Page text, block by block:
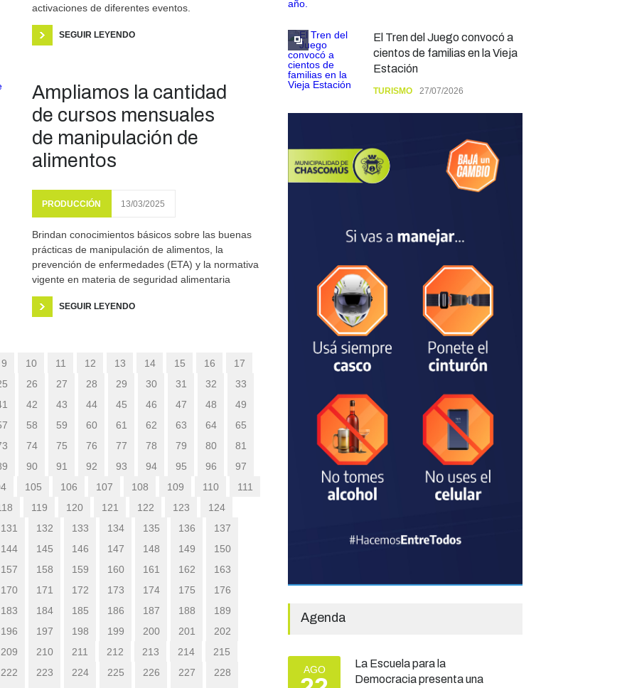
activaciones de diferentes eventos.
SEGUIR LEYENDO
Ampliamos la cantidad
de cursos mensuales
de manipulación de
alimentos
PRODUCCIÓN 13/03/2025
Brindan conocimientos básicos sobre las buenas
prácticas de manipulación de alimentos, la
prevención de enfermedades (ETA) y la normativa
vigente en materia de seguridad alimentaria
SEGUIR LEYENDO
9 10 11 12 13 14 15 16
17
26 27 28 29 30 31 32
33
42 43 44 45 46 47 48
49
58 59 60 61 62 63 64
65
74 75 76 77 78 79 80
81
90 91 92 93 94 95 96
97
105 106 107 108 109 110
111
119 120 121 122 123
124
131 132 133 134 135 136
137
144 145 146 147 148 149
150
157 158 159 160 161 162
163
170 171 172 173 174 175
176
183 184 185 186 187 188
189
196 197 198 199 200 201
202
209 210 211 212 213 214
215
222 223 224 225 226 227
228
El Tren del Juego convocó a
cientos de familias en la Vieja
Estación
TURISMO 27/07/2026
Agenda
AGO
La Escuela para la
Democracia presenta una